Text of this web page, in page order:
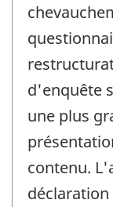
d'enquête
une plus
contenu.